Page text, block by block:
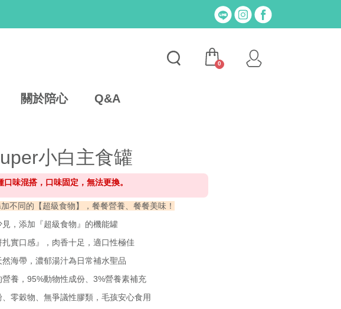
關於陪心 Q&A
0
小白主食罐
口味混搭，口味固定，無法更換。
不同的【超級食物】，餐餐營養、餐餐美味！
，添加『超級食物』的機能罐
實口感』，肉香十足，適口性極佳
海帶，濃郁湯汁為日常補水聖品
養，95%動物性成份、3%營養素補充
、零穀物、無爭議性膠類，毛孩安心食用